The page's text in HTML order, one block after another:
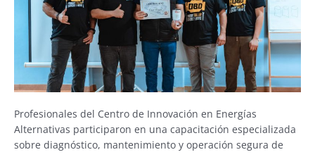
Profesionales del Centro de Innovación en Energías
Alternativas participaron en una capacitación especializada
sobre diagnóstico, mantenimiento y operación segura de